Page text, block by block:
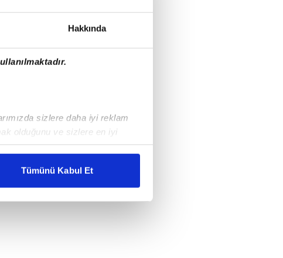
Hakkında
sizlere daha iyi reklam
olduğunu ve sizlere en iyi
maliyetlerimizi karşılamak
gösterilmeyecektir."
çerezler kullanılmaktadır. Bu
hizmetlerinin sunulması
Tümünü Kabul Et